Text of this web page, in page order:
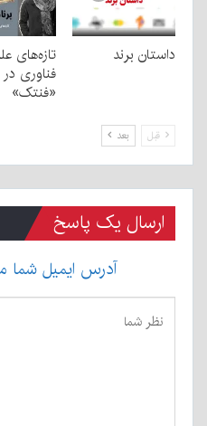
داستان برند
تازه‌های
فناوری در
«فنتک»
قبل بعد
ارسال یک پاسخ
آدرس ایمیل شما